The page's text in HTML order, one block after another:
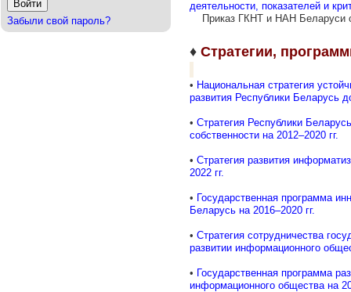
Забыли свой пароль?
деятельности, показателей и
Приказ ГКНТ и НАН Беларуси
♦ Стратегии,
• Национальная стратегия
развития Республики Беларусь
• Стратегия Республики
собственности на 2012–2020 гг.
• Стратегия развития
2022 гг.
• Государственная программа
Беларусь на 2016–2020 гг.
• Стратегия сотрудничества
развитии информационного
• Государственная программа
информационного общества на